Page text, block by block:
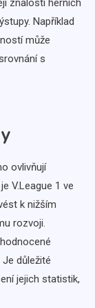
znalosti herních
Například
může
s
ovlivňují
V.League 1 ve
k nižším
rozvoji.
důležité
jejich statistik,